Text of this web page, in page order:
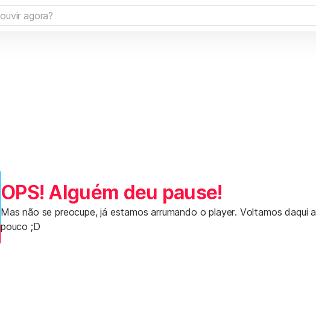
OPS! Alguém deu pause!
Mas não se preocupe, já estamos arrumando o player. Voltamos daqui a
pouco ;D